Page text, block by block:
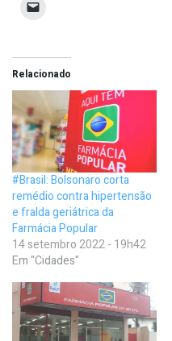
Relacionado
#Brasil: Bolsonaro corta
remédio contra hipertensão
e fralda geriátrica da
Farmácia Popular
14 setembro 2022 - 19h42
Em "Cidades"